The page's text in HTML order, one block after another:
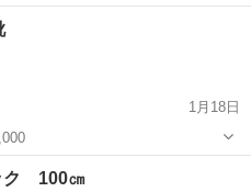
楽に入れる程なので、 市販の
です。 最大50センチ程の薪など
、空調家電
1月18日
ク 100㎝